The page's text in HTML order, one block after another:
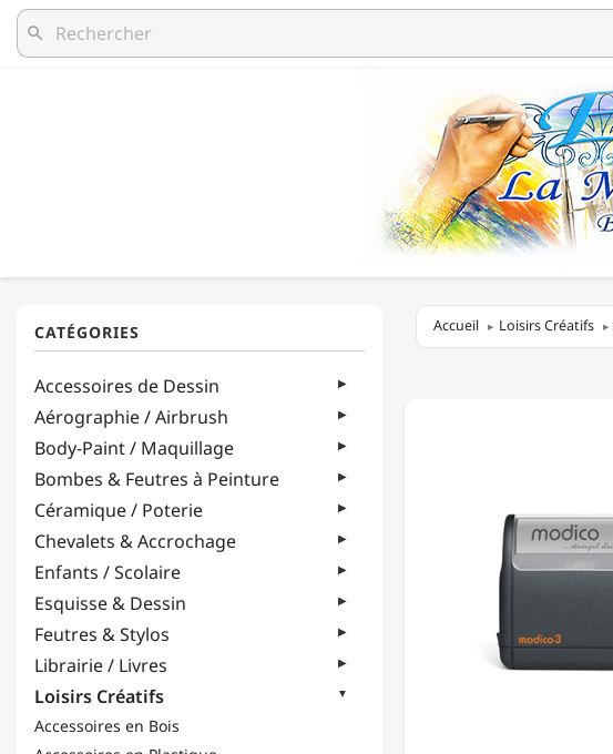
search
Accessoires de Dessin
Aérographie / Airbrush
Body-Paint / Maquillage
Bombes & Feutres à Peinture
Céramique / Poterie
Chevalets & Accrochage
Enfants / Scolaire
Esquisse & Dessin
Feutres & Stylos
Librairie / Livres
Loisirs Créatifs
Accessoires en Bois
Accueil Loisirs Créatifs